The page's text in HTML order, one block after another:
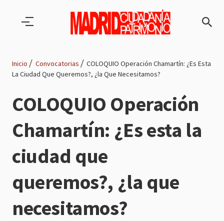
de
navegación
Inicio Convocatorias
COLOQUIO Operación Chamartín: ¿Es Esta
La Ciudad Que Queremos?, ¿la Que Necesitamos?
COLOQUIO Operación
Chamartín: ¿Es esta la
ciudad que
queremos?, ¿la que
necesitamos?